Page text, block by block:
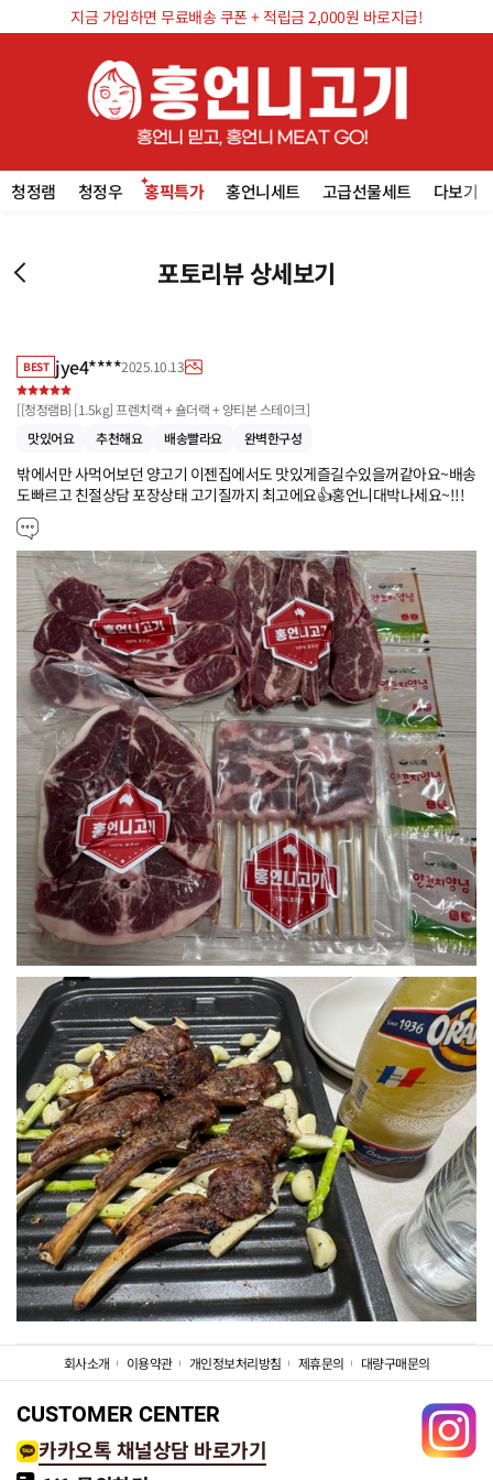
지금 가입하면 무료배송 쿠폰 + 적립금 2,000원 바로지급!
청정램 청정우 홍픽특가 홍언니세트 고급선물세트 다보기
포토리뷰 상세보기
BEST jye4****2025.10.13
[[청정램B] [1.5kg] 프렌치랙 + 숄더랙 + 양티본 스테이크]
맛있어요
추천해요 배송빨라요 완벽한구성
밖에서만 사먹어보던 양고기 이젠집에서도 맛있게즐길수있을꺼같아요~배송
도빠르고 친절상담 포장상태 고기질까지 최고에요👍홍언니대박나세요~!!!
회사소개 이용약관 개인정보처리방침 제휴문의 대량구매문의
CUSTOMER CENTER
카카오톡 채널상담 바로가기